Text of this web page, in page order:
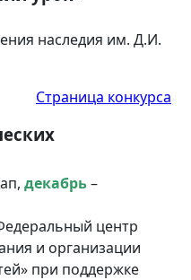
наследия им. Д.И.
Страница конкурса
декабрь–
центр
и организации
при поддержке